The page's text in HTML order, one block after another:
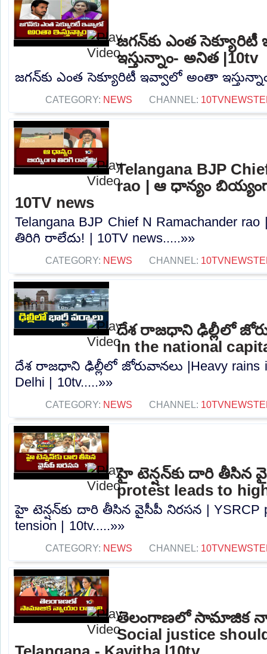
జగన్‌కు ఎంత
ఇస్తున్నాం- అనిత |10tv
జగన్‌కు ఎంత సెక్యూరిటీ ఇవ్వాలో అంతా
CATEGORY: NEWS CHANNEL:
Telangana BJP
rao | ఆ ధాన్యం
10TV news
Telangana BJP Chief N Ramachander
తిరిగి రాలేదు! | 10TV news.....»»
CATEGORY: NEWS CHANNEL:
దేశ రాజధాని ఢిల్లీలో
in the national
దేశ రాజధాని ఢిల్లీలో జోరువానలు |Heavy rains
Delhi | 10tv.....»»
CATEGORY: NEWS CHANNEL:
హై టెన్షన్‌కు దారి తీసిన
protest leads to
హై టెన్షన్‌కు దారి తీసిన వైసీపీ నిరసన | YSRCP
tension | 10tv.....»»
CATEGORY: NEWS CHANNEL:
తెలంగాణలో సామాజిక
Social justice